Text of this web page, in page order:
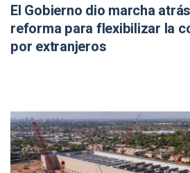
El Gobierno dio marcha
reforma para flexibilizar la
por extranjeros